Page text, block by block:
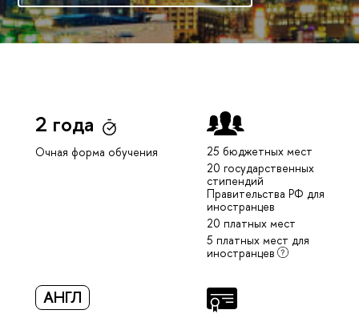
2 года
Очная форма обучения
25 бюджетных мест
20 государственных
стипендий
Правительства РФ для
иностранцев
20 платных мест
5 платных мест для
иностранцев
АНГЛ